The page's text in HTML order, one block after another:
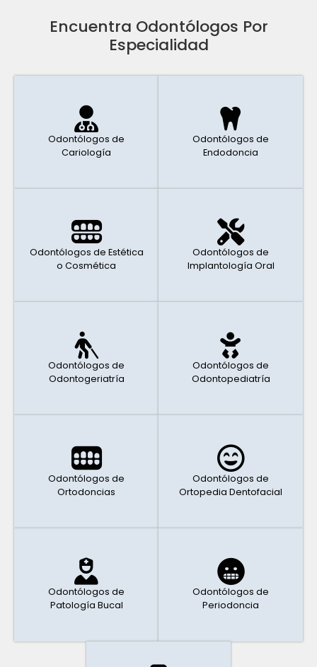
Encuentra Odontólogos Por
Especialidad
Odontólogos de
Cariología
Odontólogos de
Endodoncia
Odontólogos de Estética
o Cosmética
Odontólogos de
Implantología Oral
Odontólogos de
Odontogeriatría
Odontólogos de
Odontopediatría
Odontólogos de
Ortodoncias
Odontólogos de
Ortopedia Dentofacial
Odontólogos de
Patología Bucal
Odontólogos de
Periodoncia